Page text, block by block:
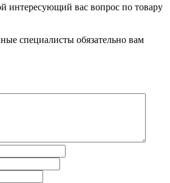
интересующий вас вопрос по товару
специалисты обязательно вам